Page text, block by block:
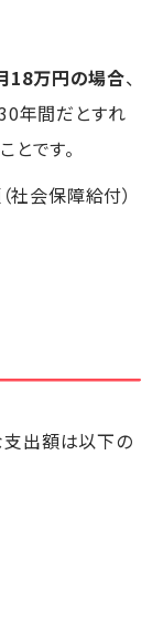
18万円の場合、
年間だとすれ
とです。
会保障給付）
出額は以下の